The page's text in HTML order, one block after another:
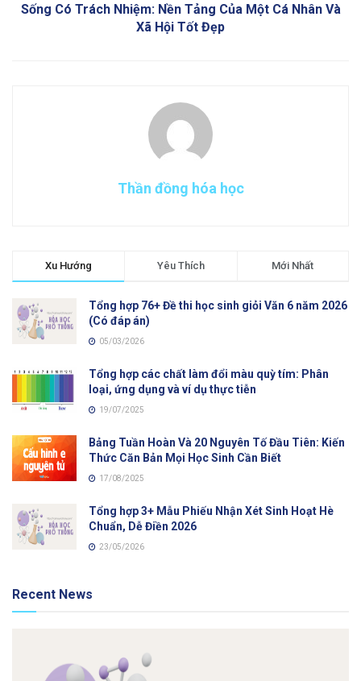
Sống Có Trách Nhiệm: Nền Tảng Của Một Cá Nhân Và
Xã Hội Tốt Đẹp
Thần đồng hóa học
Xu Hướng Yêu Thích Mới Nhất
Tổng hợp 76+ Đề thi học sinh giỏi Văn 6 năm 2026
(Có đáp án)
05/03/2026
Tổng hợp các chất làm đổi màu quỳ tím: Phân
loại, ứng dụng và ví dụ thực tiễn
19/07/2025
Bảng Tuần Hoàn Và 20 Nguyên Tố Đầu Tiên: Kiến
Thức Căn Bản Mọi Học Sinh Cần Biết
17/08/2025
Tổng hợp 3+ Mẫu Phiếu Nhận Xét Sinh Hoạt Hè
Chuẩn, Dễ Điền 2026
23/05/2026
Recent News